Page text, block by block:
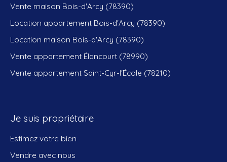
Vente maison Bois-d'Arcy (78390)
Location appartement Bois-d'Arcy (78390)
Location maison Bois-d'Arcy (78390)
Vente appartement Élancourt (78990)
Vente appartement Saint-Cyr-l'École (78210)
Je suis propriétaire
Estimez votre bien
Vendre avec nous